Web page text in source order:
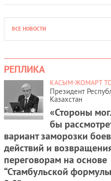
ВСЕ НОВОСТИ
РЕПЛИКА
КАСЫМ-ЖОМАРТ
Президент
Казахстан
«Стороны
бы
вариант заморозки
действий и
переговорам на основе
“Стамбульской формулы